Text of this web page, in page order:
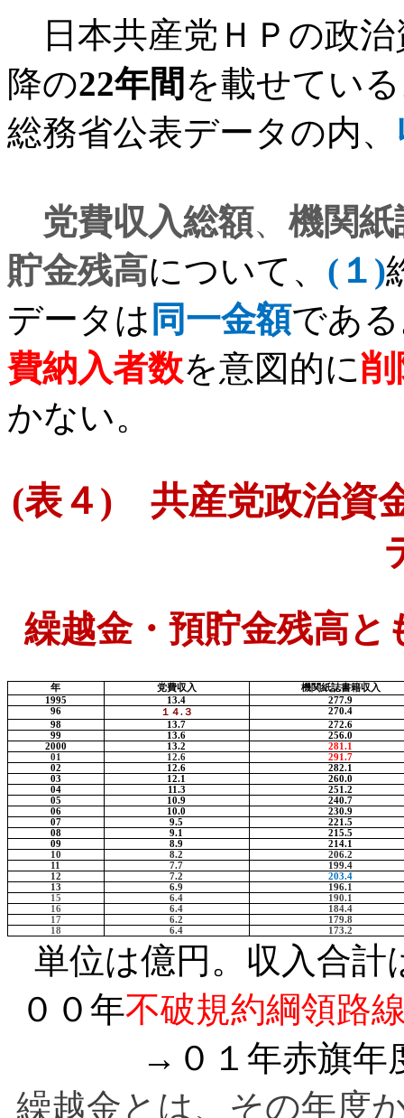
日本共産党ＨＰの政治
降の22年間 を載せてい
総務省公表データの内、
党費収入総額、 機関紙
貯金残高について、 ( １ )
データは 同一金額であ
費納入者数を意図的に削
かない。
(表４) 共産党政治資
繰越金・預貯金残高と
年 党費収入
機関紙誌書籍収入
1995
13.4
277.9
96
１４.３
270.4
98
13.7
272.6
99
13.6
256.0
2000
13.2
281.1
01
12.6
291.7
02
12.6
282.1
03
12.1
260.0
04
11.3
251.2
05
10.9
240.7
06
10.0
230.9
07
9.5
221.5
08
9.1
215.5
09
8.9
214.1
10
8.2
206.2
11
7.7
199.4
12
7.2
203.4
13
6.9
196.1
15
6.4
190.1
16
6.4
184.4
17
6.2
179.8
18
6.4 173.2
単位は億円。収入合
００年不破規約綱領路
→ ０１年赤旗年
繰越金とは、その年度